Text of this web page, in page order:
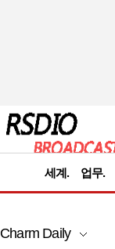
세계. 업무.
Charm Daily